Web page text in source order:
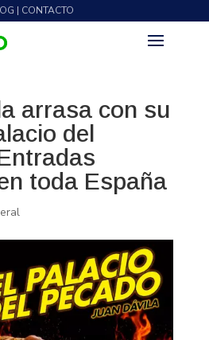
| CONTACTO
arrasa con su
del
toda España